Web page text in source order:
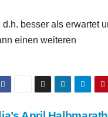
besser als erwartet
einen weiteren